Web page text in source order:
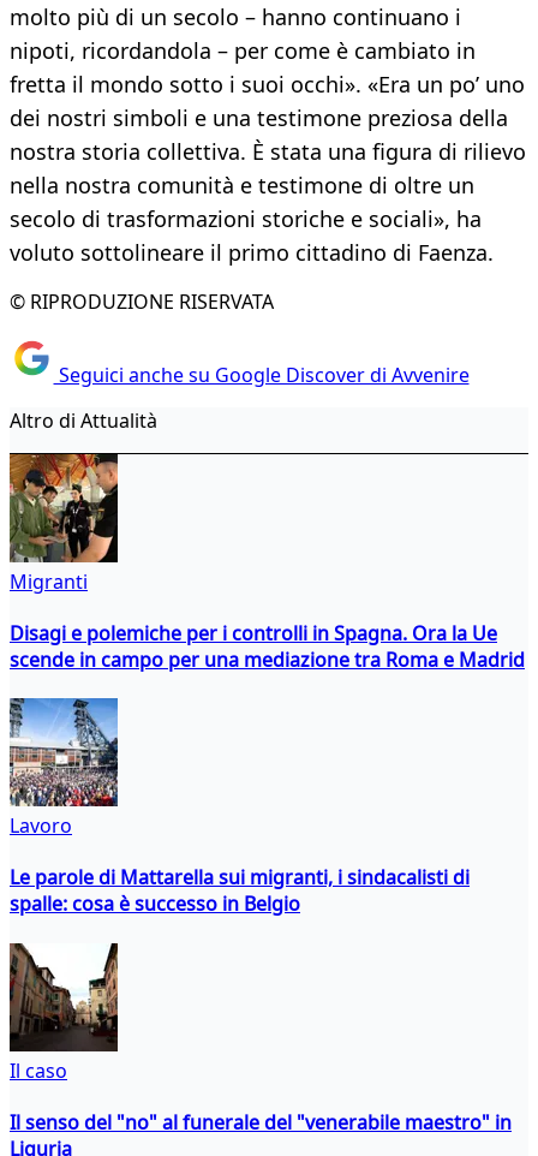
molto più di un secolo – hanno continuano i
nipoti, ricordandola – per come è cambiato in
fretta il mondo sotto i suoi occhi». «Era un po’ uno
dei nostri simboli e una testimone preziosa della
nostra storia collettiva. È stata una figura di rilievo
nella nostra comunità e testimone di oltre un
secolo di trasformazioni storiche e sociali», ha
voluto sottolineare il primo cittadino di Faenza.
© RIPRODUZIONE RISERVATA
Seguici anche su Google Discover di Avvenire
Altro di Attualità
Migranti
Disagi e polemiche per i controlli in Spagna. Ora la Ue
scende in campo per una mediazione tra Roma e Madrid
Lavoro
Le parole di Mattarella sui migranti, i sindacalisti di
spalle: cosa è successo in Belgio
Il caso
Il senso del "no" al funerale del "venerabile maestro" in
Liguria